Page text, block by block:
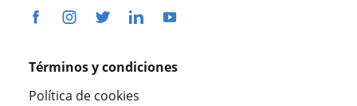
Términos y condiciones
Política de cookies